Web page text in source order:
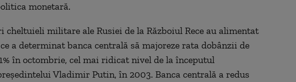
monetară.
cheltuieli militare ale Rusiei de la Războiul Rece au alimentat
a determinat banca centrală să majoreze rata dobânzii de
în octombrie, cel mai ridicat nivel de la începutul
Vladimir Putin, în 2003. Banca centrală a redus